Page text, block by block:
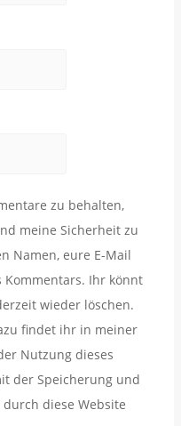
zu behalten,
meine Sicherheit zu
Namen, eure E-Mail
Kommentars. Ihr könnt
wieder löschen.
findet ihr in meiner
Nutzung dieses
der Speicherung und
diese Website